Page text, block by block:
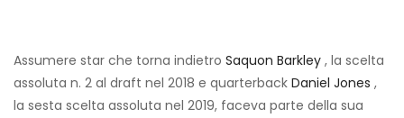
Assumere star che torna indietro Saquon Barkley , la scelta
assoluta n. 2 al draft nel 2018 e quarterback Daniel Jones ,
la sesta scelta assoluta nel 2019, faceva parte della sua